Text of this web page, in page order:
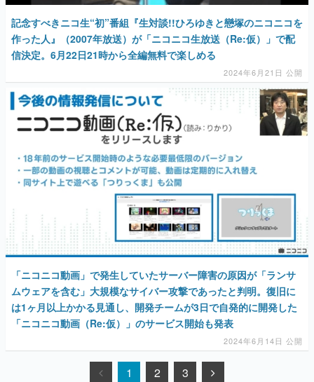
記念すべきニコ生“初”番組『生対談!!ひろゆきと戀塚のニコニコを
作った人』（2007年放送）が「ニコニコ生放送（Re:仮）」で配
信決定。6月22日21時から全編無料で楽しめる
2024年6月21日 公開
「ニコニコ動画」で発生していたサーバー障害の原因が「ランサ
ムウェアを含む」大規模なサイバー攻撃であったと判明。復旧に
は1ヶ月以上かかる見通し、開発チームが3日で自発的に開発した
「ニコニコ動画（Re:仮）」のサービス開始も発表
2024年6月14日 公開
1 2 3